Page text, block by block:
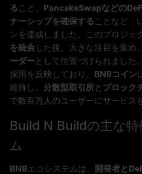
る こと、 PancakeSwapなどの
ナーシップを確保する ことなど、
ンを達成しました。このプロジェ
を統合した後、大きな注目を集め、
ーダーとして位置づけられました
採用を反映しており、 BNBコイン
維持し、 分散型取引所と ブロック
で数百万人のユーザーにサービ
Build N Buildの主な
ム
BNBエコシステムは、 開発者と